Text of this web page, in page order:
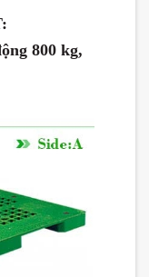
800 kg,